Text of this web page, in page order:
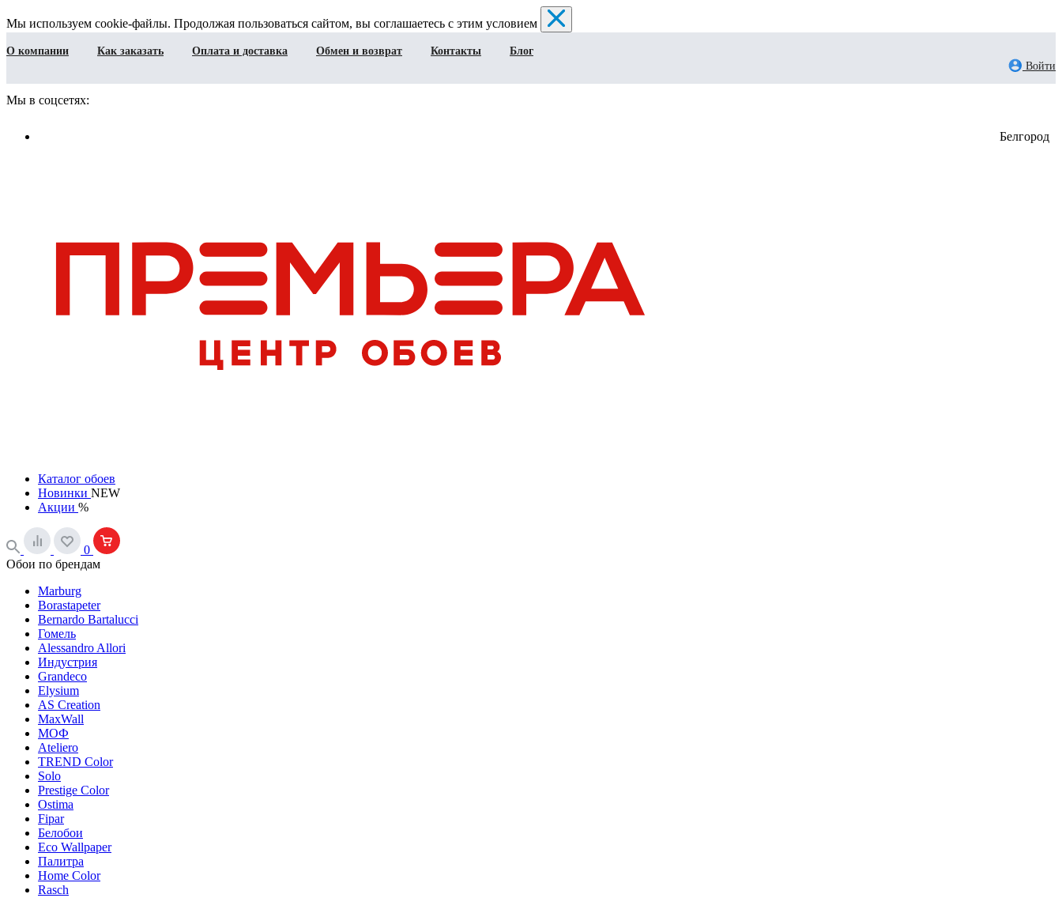
Мы используем cookie-файлы. Продолжая пользоваться сайтом, вы соглашаетесь с этим условием
О компании Как заказать Оплата и доставка Обмен и возврат Контакты
Блог
Войти
Мы в соцсетях:
Белгород
Каталог обоев
Новинки NEW
Акции %
0
Обои по брендам
Marburg
Borastapeter
Bernardo Bartalucci
Гомель
Alessandro Allori
Индустрия
Grandeco
Elysium
AS Creation
MaxWall
МОФ
Ateliero
TREND Color
Solo
Prestige Color
Ostima
Fipar
Белобои
Eco Wallpaper
Палитра
Home Color
Rasch